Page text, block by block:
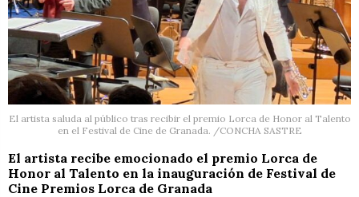
El artista saluda al público tras recibir el premio Lorca de Honor al Talento
en el Festival de Cine de Granada. /CONCHA SASTRE
El artista recibe emocionado el premio Lorca de
Honor al Talento en la inauguración de Festival de
Cine Premios Lorca de Granada